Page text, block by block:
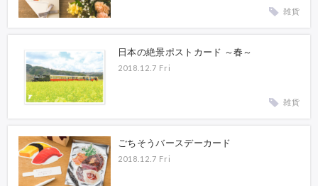
雑貨
日本の絶景ポストカード ～春～
2018.12.7 Fri
雑貨
ごちそうバースデーカード
2018.12.7 Fri